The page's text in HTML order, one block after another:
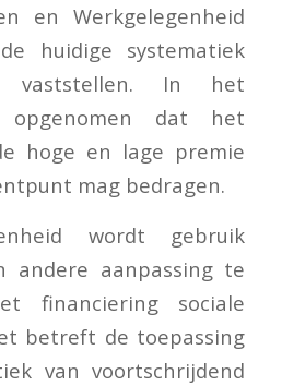
en Werkgelegenheid
huidige systematiek
vaststellen. In het
opgenomen dat het
hoge en lage premie
mag bedragen.
wordt gebruik
andere aanpassing te
financiering sociale
betreft de toepassing
van voortschrijdend